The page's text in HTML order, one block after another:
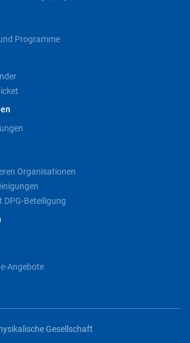
Programme
Organisationen
DPG-Beteiligung
Angebote
Gesellschaft